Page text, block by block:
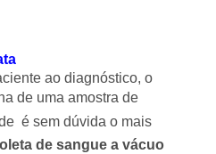
ao diagnóstico, o
de uma amostra de
 é sem dúvida o mais
de sangue a vácuo